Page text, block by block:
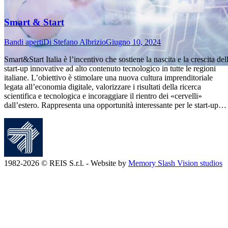
Smart & Start
Bandi apertiDi Stefano AlbrizioGiugno 10, 2024
Smart&Start Italia è l’incentivo che sostiene la nascita e la crescita
start-up innovative ad alto contenuto tecnologico in tutte le regioni
italiane. L’obiettivo è stimolare una nuova cultura imprenditoriale
legata all’economia digitale, valorizzare i risultati della ricerca
scientifica e tecnologica e incoraggiare il rientro dei «cervelli»
dall’estero. Rappresenta una opportunità interessante per le start-up…
1982-2026 © REIS S.r.l. - Website by Memory Slash Vision studios